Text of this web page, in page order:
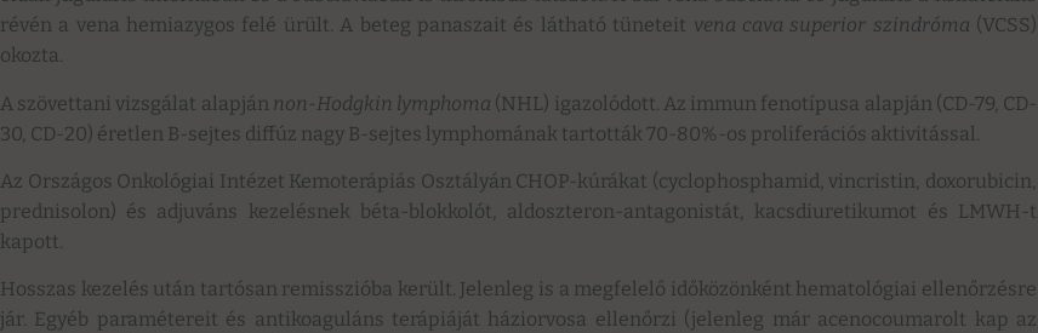
révén a vena hemiazygos felé ürült. A beteg panaszait és látható tüneteit vena cava superior szindróma (VCSS)
okozta.
A szövettani vizsgálat alapján non-Hodgkin lymphoma (NHL) igazolódott. Az immun fenotípusa alapján (CD-79, CD-
30, CD-20) éretlen B-sejtes diffúz nagy B-sejtes lymphomának tartották 70-80%-os proliferációs aktivitással.
Az Országos Onkológiai Intézet Kemoterápiás Osztályán CHOP-kúrákat (cyclophosphamid, vincristin, doxorubicin,
prednisolon) és adjuváns kezelésnek béta-blokkolót, aldoszteron-antagonistát, kacsdiuretikumot és LMWH-t
kapott.
Hosszas kezelés után tartósan remisszióba került. Jelenleg is a megfelelő időközönként hematológiai ellenőrzésre
jár. Egyéb paramétereit és antikoaguláns terápiáját háziorvosa ellenőrzi (jelenleg már acenocoumarolt kap az